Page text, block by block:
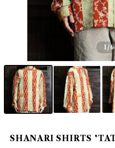
1/6
SHANARI SHIRTS